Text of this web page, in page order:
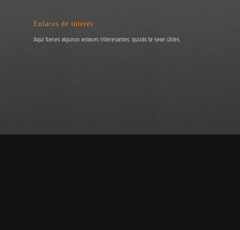
Enlaces de interés
Aquí tienes algunos enlaces interesantes, quizás te sean útiles.